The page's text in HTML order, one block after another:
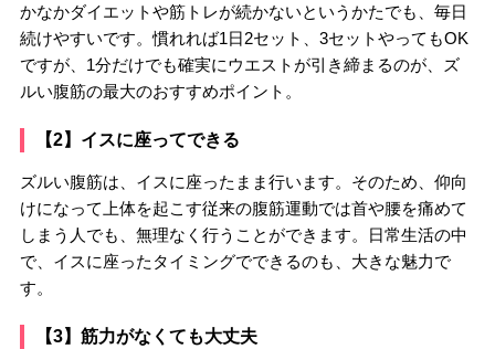
かなかダイエットや筋トレが続かないというかたでも、毎日
続けやすいです。慣れれば1日2セット、3セットやってもOK
ですが、1分だけでも確実にウエストが引き締まるのが、ズ
ルい腹筋の最大のおすすめポイント。
【2】イスに座ってできる
ズルい腹筋は、イスに座ったまま行います。そのため、仰向
けになって上体を起こす従来の腹筋運動では首や腰を痛めて
しまう人でも、無理なく行うことができます。日常生活の中
で、イスに座ったタイミングでできるのも、大きな魅力で
す。
【3】筋力がなくても大丈夫